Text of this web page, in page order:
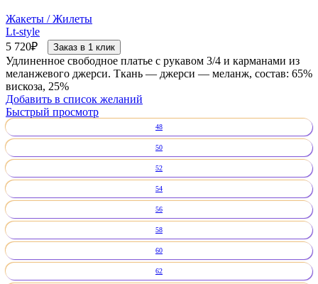
Жакеты / Жилеты
Lt-style
5 720₽ Заказ в 1 клик
Удлиненное свободное платье с рукавом 3/4 и карманами из
меланжевого джерси. Ткань — джерси — меланж, состав: 65%
вискоза, 25%
Добавить в список желаний
Быстрый просмотр
48
50
52
54
56
58
60
62